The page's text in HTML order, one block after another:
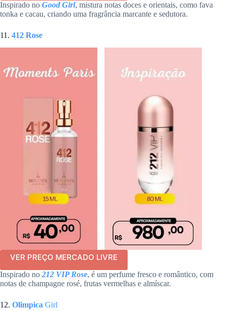
Inspirado no Good Girl, mistura notas doces e orientais, como fava
tonka e cacau, criando uma fragrância marcante e sedutora.
11. 412 Rose
VER PREÇO MERCADO LIVRE
Inspirado no 212 VIP Rose, é um perfume fresco e romântico, com
notas de champagne rosé, frutas vermelhas e almíscar.
12. Olimpica Girl